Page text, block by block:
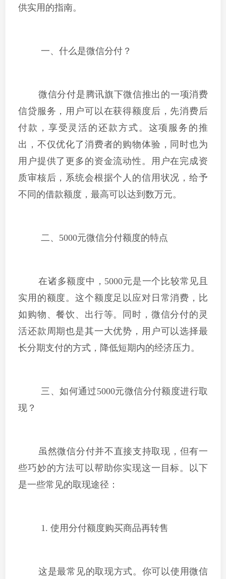
供实用的指南。
一、什么是微信分付？
微信分付是腾讯旗下微信推出的一项消费
信贷服务，用户可以在获得额度后，先消费后
付款，享受灵活的还款方式。这项服务的推
出，不仅优化了消费者的购物体验，同时也为
用户提供了更多的资金流动性。用户在完成资
质审核后，系统会根据个人的信用状况，给予
不同的借款额度，最高可以达到数万元。
二、5000元微信分付额度的特点
在诸多额度中，5000元是一个比较常见且
实用的额度。这个额度足以应对日常消费，比
如购物、餐饮、出行等。同时，微信分付的灵
活还款周期也是其一大优势，用户可以选择最
长分期支付的方式，降低短期内的经济压力。
三、如何通过5000元微信分付额度进行取
现？
虽然微信分付并不直接支持取现，但有一
些巧妙的方法可以帮助你实现这一目标。以下
是一些常见的取现途径：
1. 使用分付额度购买商品再转售
这是最常见的取现方式。你可以使用微信